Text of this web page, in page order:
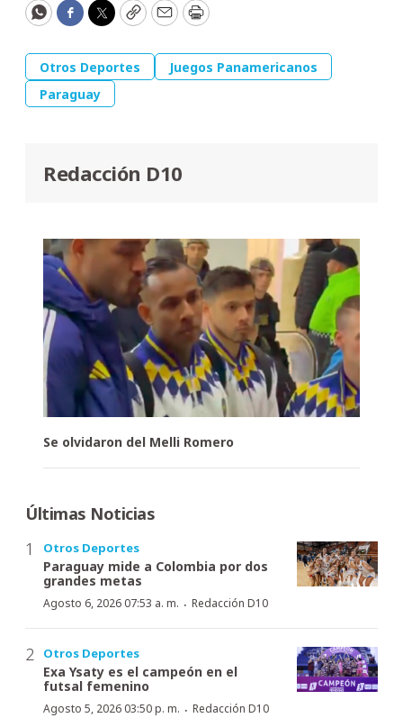
WhatsApp
Facebook
Twitter
CopyEmailPrint
Otros Deportes
Juegos Panamericanos
Paraguay
Redacción D10
Se olvidaron del Melli Romero
Últimas Noticias
Otros Deportes
Paraguay mide a Colombia por dos
grandes metas
Agosto 6, 2026 07:53 a. m. · Redacción D10
Otros Deportes
Exa Ysaty es el campeón en el
futsal femenino
Agosto 5, 2026 03:50 p. m. · Redacción D10